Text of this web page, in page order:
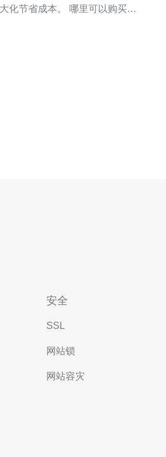
。 哪里可以购买华
网、华为云海外站、经销商/合
安全
SSL
网站锁
网站容灾